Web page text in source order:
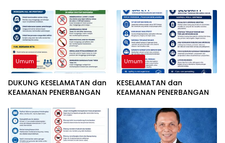
ANGGOTA DPRD NTB DALAM
PERKARA TINDAK PIDANA
GRATIFIKASI
Semester I 2026 Capai
51,26 Persen
Umum
DUKUNG KESELAMATAN dan
KEAMANAN PENERBANGAN
Umum
KESELAMATAN dan
KEAMANAN PENERBANGAN